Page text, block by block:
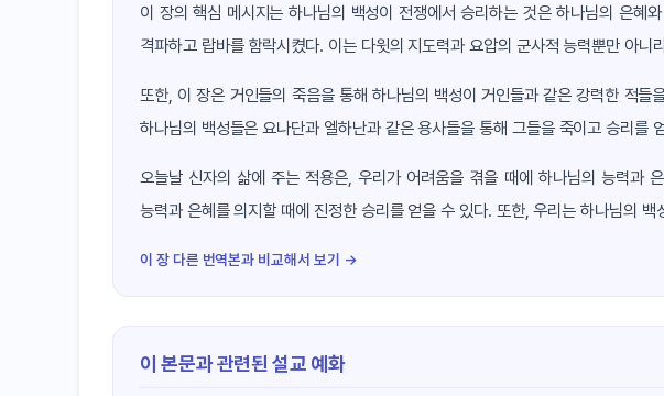
이 장의 핵심 메시지는 하나님의 백성이 전쟁에서 승리하는 것은 하나님의 은혜
격파하고 랍바를 함락시켰다. 이는 다윗의 지도력과 요압의 군사적 능력뿐만 아니
또한, 이 장은 거인들의 죽음을 통해 하나님의 백성이 거인들과 같은 강력한 적
하나님의 백성들은 요나단과 엘하난과 같은 용사들을 통해 그들을 죽이고 승리를
오늘날 신자의 삶에 주는 적용은, 우리가 어려움을 겪을 때에 하나님의 능력과
능력과 은혜를 의지할 때에 진정한 승리를 얻을 수 있다. 또한, 우리는 하나님의
이 장 다른 번역본과 비교해서 보기 →
이 본문과 관련된 설교 예화